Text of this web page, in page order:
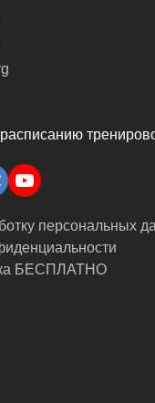
YouTube
персональных
БЕСПЛАТНО